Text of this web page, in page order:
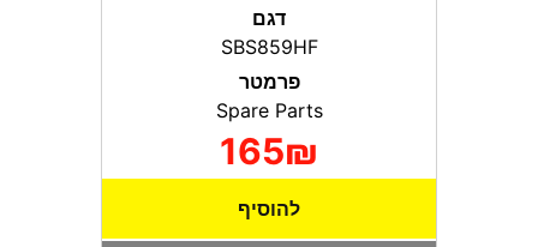
דגם
SBS859HF
פרמטר
Spare Parts
165₪
להוסיף